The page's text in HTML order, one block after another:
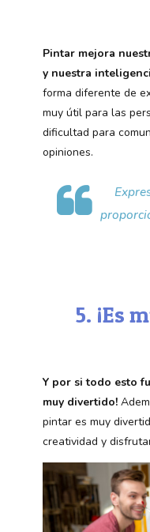
Pintar mejora
y nuestra
forma diferente de
muy útil para las
dificultad para
opiniones.
5. ¡Es
Y por si todo esto
muy divertido!
pintar es muy
creatividad y